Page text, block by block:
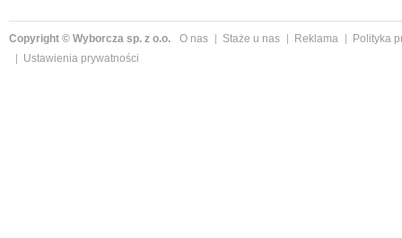
Copyright © Wyborcza sp. z o.o. O nas Staże u nas Reklama
Polityka
Ustawienia prywatności